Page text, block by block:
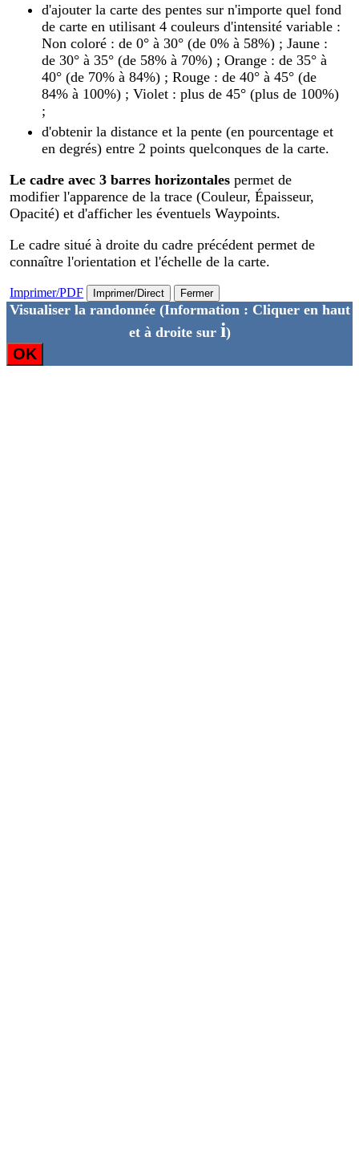
d'ajouter la carte des pentes sur n'importe quel fond
de carte en utilisant 4 couleurs d'intensité variable :
Non coloré : de 0° à 30° (de 0% à 58%) ; Jaune :
de 30° à 35° (de 58% à 70%) ; Orange : de 35° à
40° (de 70% à 84%) ; Rouge : de 40° à 45° (de
84% à 100%) ; Violet : plus de 45° (plus de 100%)
;
d'obtenir la distance et la pente (en pourcentage et
en degrés) entre 2 points quelconques de la carte.
Le cadre avec 3 barres horizontales permet de
modifier l'apparence de la trace (Couleur, Épaisseur,
Opacité) et d'afficher les éventuels Waypoints.
Le cadre situé à droite du cadre précédent permet de
connaître l'orientation et l'échelle de la carte.
Imprimer/PDF Imprimer/Direct Fermer
Visualiser la randonnée(Information : Cliquer en haut
et à droite sur i)
OK